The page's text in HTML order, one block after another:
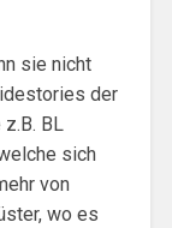
sie nicht
der
BL
sich
von
wo es